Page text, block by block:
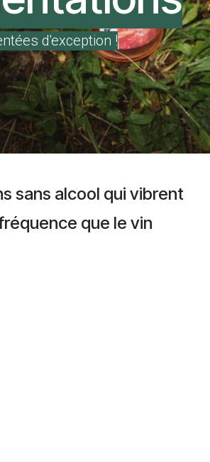
d'exception !
sans alcool qui vibrent
que le vin